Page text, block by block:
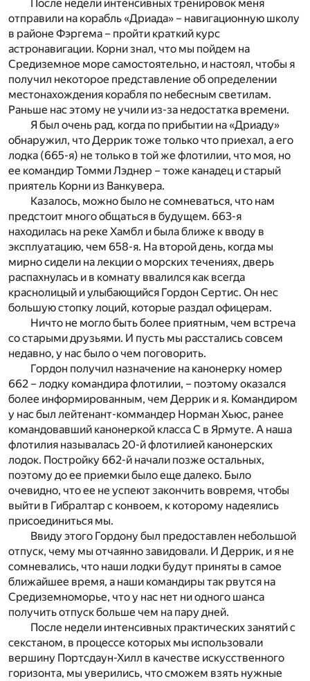
После недели интенсивных тренировок меня
отправили на корабль «Дриада» – навигационную школу
в районе Фэргема – пройти краткий курс
астронавигации. Корни знал, что мы пойдем на
Средиземное море самостоятельно, и настоял, чтобы я
получил некоторое представление об определении
местонахождения корабля по небесным светилам.
Раньше нас этому не учили из-за недостатка времени.
Я был очень рад, когда по прибытии на «Дриаду»
обнаружил, что Деррик тоже только что приехал, а его
лодка (665-я) не только в той же флотилии, что моя, но
ее командир Томми Лэднер – тоже канадец и старый
приятель Корни из Ванкувера.
Казалось, можно было не сомневаться, что нам
предстоит много общаться в будущем. 663-я
находилась на реке Хамбл и была ближе к вводу в
эксплуатацию, чем 658-я. На второй день, когда мы
мирно сидели на лекции о морских течениях, дверь
распахнулась и в комнату ввалился как всегда
краснолицый и улыбающийся Гордон Сертис. Он нес
большую стопку лоций, которые раздал офицерам.
Ничто не могло быть более приятным, чем встреча
со старыми друзьями. И пусть мы расстались совсем
недавно, у нас было о чем поговорить.
Гордон получил назначение на канонерку номер
662 – лодку командира флотилии, – поэтому оказался
более информированным, чем Деррик и я. Командиром
у нас был лейтенант-коммандер Норман Хьюс, ранее
командовавший канонеркой класса С в Ярмуте. А наша
флотилия называлась 20-й флотилией канонерских
лодок. Постройку 662-й начали позже остальных,
поэтому до ее приемки было еще далеко. Было
очевидно, что ее не успеют закончить вовремя, чтобы
выйти в Гибралтар с конвоем, к которому надеялись
присоединиться мы.
Ввиду этого Гордону был предоставлен небольшой
отпуск, чему мы отчаянно завидовали. И Деррик, и я не
сомневались, что наши лодки будут приняты в самое
ближайшее время, а наши командиры так рвутся на
Средиземноморье, что у нас нет ни одного шанса
получить отпуск больше чем на пару дней.
После недели интенсивных практических занятий с
секстаном, в процессе которых мы использовали
вершину Портсдаун-Хилл в качестве искусственного
горизонта, мы уверились, что сможем взять нужные